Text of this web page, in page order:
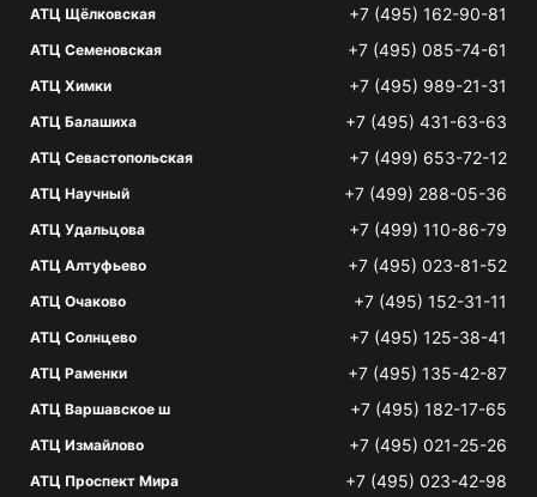
АТЦ Щёлковская +7 (495) 162-90-81
АТЦ Семеновская +7 (495) 085-74-61
АТЦ Химки +7 (495) 989-21-31
АТЦ Балашиха +7 (495) 431-63-63
АТЦ Севастопольская +7 (499) 653-72-12
АТЦ Научный +7 (499) 288-05-36
АТЦ Удальцова +7 (499) 110-86-79
АТЦ Алтуфьево +7 (495) 023-81-52
АТЦ Очаково +7 (495) 152-31-11
АТЦ Солнцево +7 (495) 125-38-41
АТЦ Раменки +7 (495) 135-42-87
АТЦ Варшавское ш +7 (495) 182-17-65
АТЦ Измайлово +7 (495) 021-25-26
АТЦ Проспект Мира +7 (495) 023-42-98